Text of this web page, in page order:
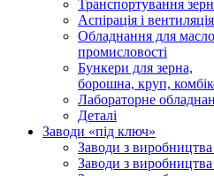
Транспортування
Аспірація і вентиляція
Обладнання для
промисловості
Бункери для зерна,
борошна, круп,
Лабораторне
Деталі
Заводи «під ключ»
Заводи з
Заводи з виробництва